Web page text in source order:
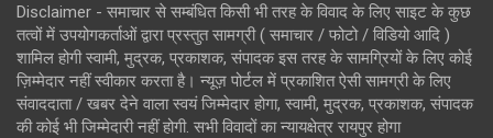
Disclaimer - समाचार से सम्बंधित किसी भी तरह के विवाद के लिए साइट के कुछ
तत्वों में उपयोगकर्ताओं द्वारा प्रस्तुत सामग्री ( समाचार / फोटो / विडियो आदि )
शामिल होगी स्वामी, मुद्रक, प्रकाशक, संपादक इस तरह के सामग्रियों के लिए कोई
ज़िम्मेदार नहीं स्वीकार करता है। न्यूज़ पोर्टल में प्रकाशित ऐसी सामग्री के लिए
संवाददाता / खबर देने वाला स्वयं जिम्मेदार होगा, स्वामी, मुद्रक, प्रकाशक, संपादक
की कोई भी जिम्मेदारी नहीं होगी. सभी विवादों का न्यायक्षेत्र रायपुर होगा